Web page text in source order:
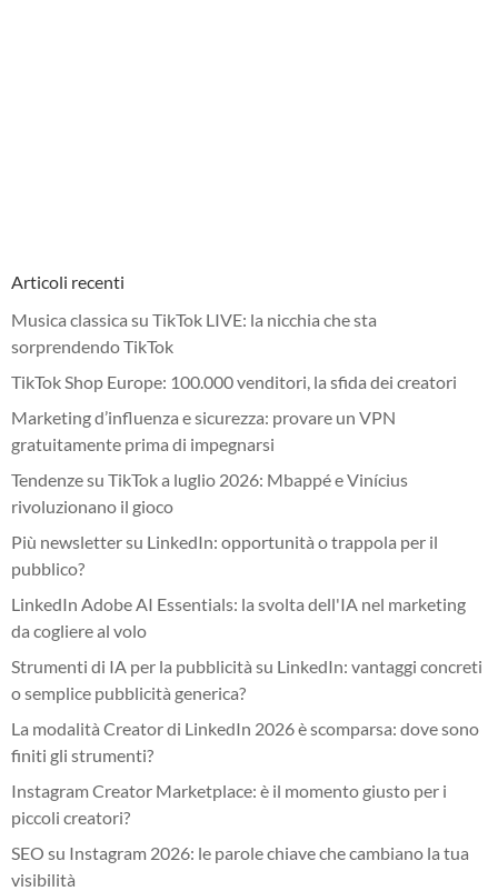
Articoli recenti
Musica classica su TikTok LIVE: la nicchia che sta
sorprendendo TikTok
TikTok Shop Europe: 100.000 venditori, la sfida dei creatori
Marketing d’influenza e sicurezza: provare un VPN
gratuitamente prima di impegnarsi
Tendenze su TikTok a luglio 2026: Mbappé e Vinícius
rivoluzionano il gioco
Più newsletter su LinkedIn: opportunità o trappola per il
pubblico?
LinkedIn Adobe AI Essentials: la svolta dell'IA nel marketing
da cogliere al volo
Strumenti di IA per la pubblicità su LinkedIn: vantaggi concreti
o semplice pubblicità generica?
La modalità Creator di LinkedIn 2026 è scomparsa: dove sono
finiti gli strumenti?
Instagram Creator Marketplace: è il momento giusto per i
piccoli creatori?
SEO su Instagram 2026: le parole chiave che cambiano la tua
visibilità